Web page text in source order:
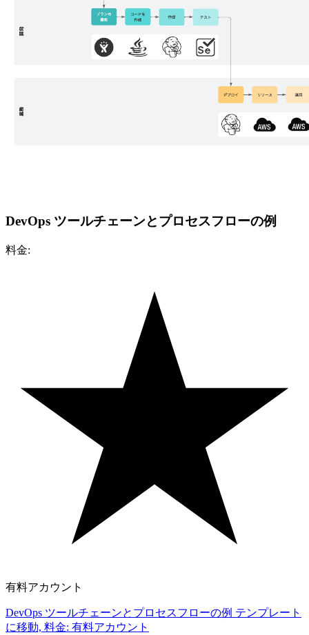
DevOps ツールチェーンとプロセスフローの例
料金:
有料アカウント
DevOps ツールチェーンとプロセスフローの例 テンプレート
に移動, 料金: 有料アカウント